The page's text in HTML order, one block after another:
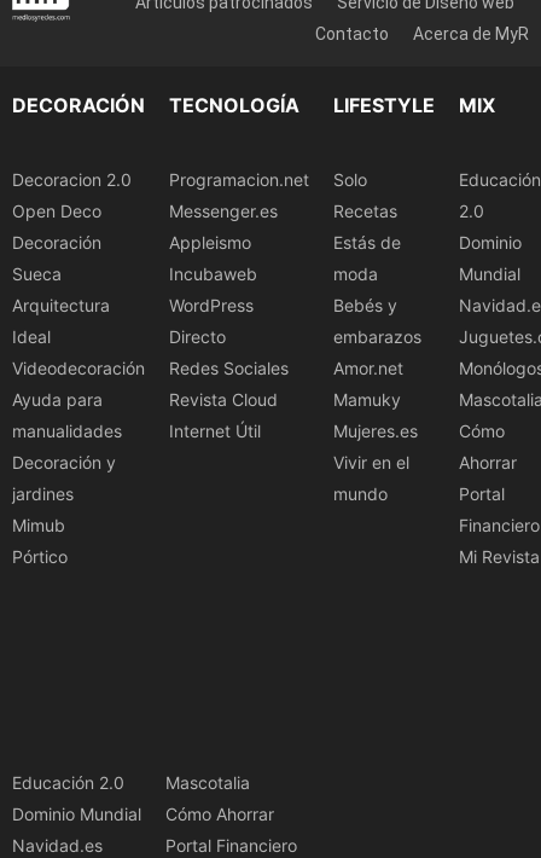
Contacto
Acerca de MyR
DECORACIÓN
Decoracion 2.0
Open Deco
Decoración
Sueca
Arquitectura
Ideal
Videodecoración
Ayuda para
manualidades
Decoración y
jardines
Mimub
Pórtico
TECNOLOGÍA
Programacion.net
Messenger.es
Appleismo
Incubaweb
WordPress
Directo
Redes Sociales
Revista Cloud
Internet Útil
LIFESTYLE
Solo
Recetas
Estás de
moda
Bebés y
embarazos
Amor.net
Mamuky
Mujeres.es
Vivir en el
mundo
MIX
Educación
2.0
Dominio
Mundial
Cómo
Ahorrar
Portal
Financiero
Mi Revista
Educación 2.0
Dominio Mundial
Navidad.es
Mascotalia
Cómo Ahorrar
Portal Financiero